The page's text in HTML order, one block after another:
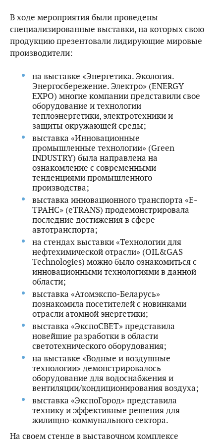
В ходе мероприятия были проведены
специализированные выставки, на которых свою
продукцию презентовали лидирующие мировые
производители:
на выставке «Энергетика. Экология.
Энергосбережение. Электро» (ENERGY
EXPO) многие компании представили свое
оборудование и технологии
теплоэнергетики, электротехники и
защиты окружающей среды;
выставка «Инновационные
промышленные технологии» (Green
INDUSTRY) была направлена на
ознакомление с современными
тенденциями промышленного
производства;
выставка инновационного транспорта «Е-
ТРАНС» (eTRANS) продемонстрировала
последние достижения в сфере
автотранспорта;
на стендах выставки «Технологии для
нефтехимической отрасли» (OIL&GAS
Technologies) можно было ознакомиться с
инновационными технологиями в данной
области;
выставка «Атомэкспо-Беларусь»
познакомила посетителей с новинками
отрасли атомной энергетики;
выставка «ЭкспоСВЕТ» представила
новейшие разработки в области
светотехнического оборудования;
на выставке «Водные и воздушные
технологии» демонстрировалось
оборудование для водоснабжения и
вентиляции/кондиционирования воздуха;
выставка «ЭкспоГород» представила
технику и эффективные решения для
жилищно-коммунального сектора.
На своем стенде в выставочном комплексе